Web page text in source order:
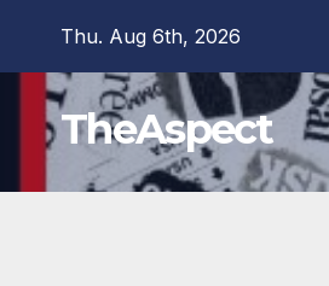
content
Thu. Aug 6th, 2026
TheAspect